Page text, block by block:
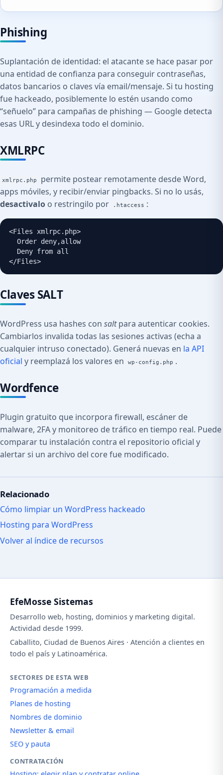
Phishing
Suplantación de identidad: el atacante se hace pasar por
una entidad de confianza para conseguir contraseñas,
datos bancarios o claves vía email/mensaje. Si tu hosting
fue hackeado, posiblemente lo estén usando como
“señuelo” para campañas de phishing — Google detecta
esas URL y desindexa todo el dominio.
XMLRPC
xmlrpc.php
permite postear remotamente desde Word,
apps móviles, y recibir/enviar pingbacks. Si no lo usás,
desactivalo o restringilo por .htaccess :
<Files xmlrpc.php>
  Order deny,allow
  Deny from all
</Files>
Claves SALT
WordPress usa hashes con saltpara autenticar cookies.
Cambiarlos invalida todas las sesiones activas (echa a
cualquier intruso conectado). Generá nuevas en la API
oficial y reemplazá los valores en wp-config.php .
Wordfence
Plugin gratuito que incorpora firewall, escáner de
malware, 2FA y monitoreo de tráfico en tiempo real. Puede
comparar tu instalación contra el repositorio oficial y
alertar si un archivo del core fue modificado.
Relacionado
Cómo limpiar un WordPress hackeado
Hosting para WordPress
Volver al índice de recursos
EfeMosse Sistemas
Desarrollo web, hosting, dominios y marketing digital.
Actividad desde 1999.
Caballito, Ciudad de Buenos Aires · Atención a clientes en
todo el país y Latinoamérica.
SECTORES DE ESTA WEB
Programación a medida
Planes de hosting
Nombres de dominio
Newsletter & email
SEO y pauta
CONTRATACIÓN